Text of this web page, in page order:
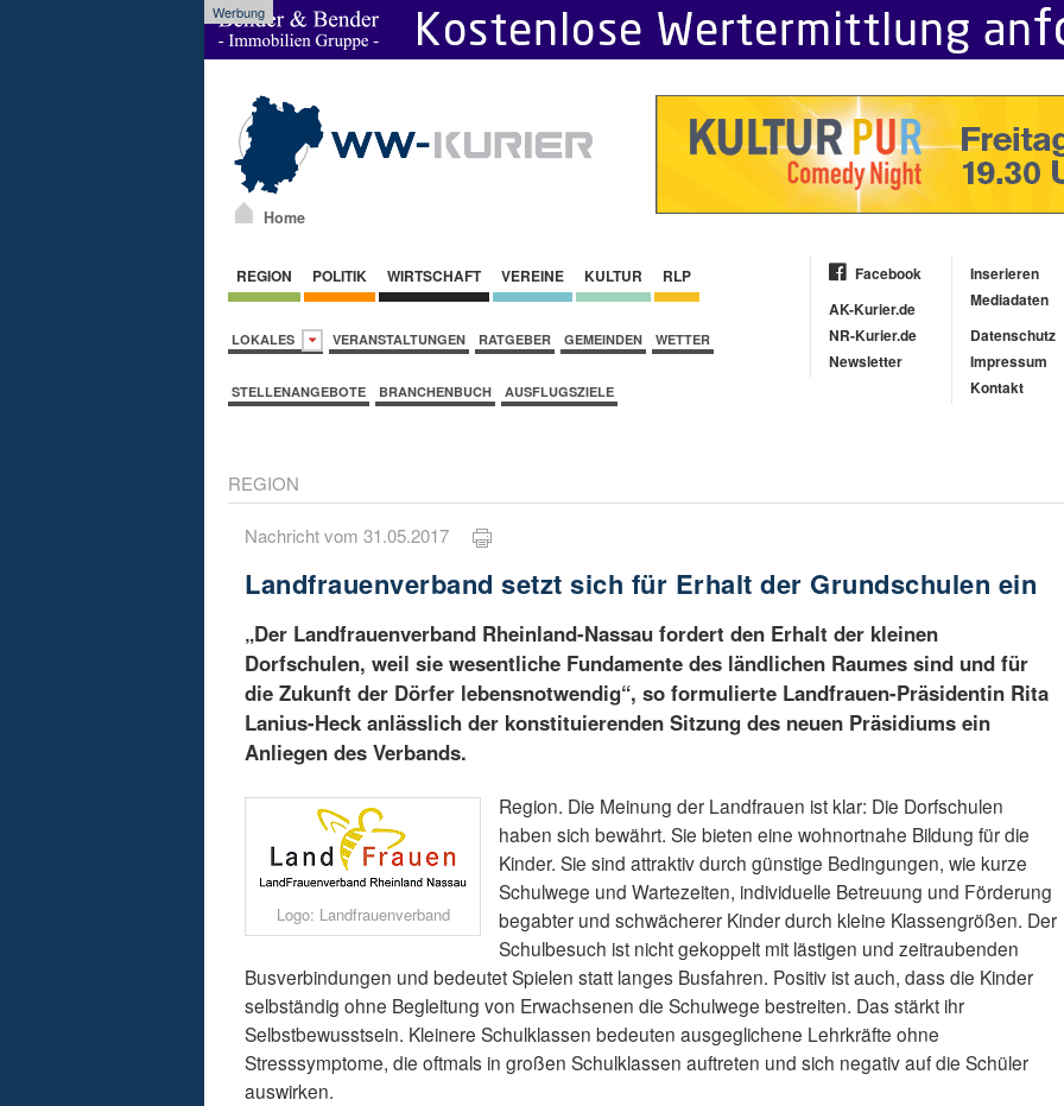
Werbung
Home
REGION POLITIK WIRTSCHAFT VEREINE KULTUR RLP
LOKALES VERANSTALTUNGEN RATGEBER GEMEINDEN WETTER
STELLENANGEBOTE BRANCHENBUCH AUSFLUGSZIELE
Facebook
AK-Kurier.de
NR-Kurier.de
Newsletter
Inserieren
Mediadaten
Datenschutz
Impressum
Kontakt
REGION
Nachricht vom 31.05.2017
Landfrauenverband setzt sich für Erhalt der Grundschulen ein
„Der Landfrauenverband Rheinland-Nassau fordert den Erhalt der kleinen
Dorfschulen, weil sie wesentliche Fundamente des ländlichen Raumes sind und für
die Zukunft der Dörfer lebensnotwendig“, so formulierte Landfrauen-Präsidentin Rita
Lanius-Heck anlässlich der konstituierenden Sitzung des neuen Präsidiums ein
Anliegen des Verbands.
Logo: Landfrauenverband
Region. Die Meinung der Landfrauen ist klar: Die Dorfschulen
haben sich bewährt. Sie bieten eine wohnortnahe Bildung für die
Kinder. Sie sind attraktiv durch günstige Bedingungen, wie kurze
Schulwege und Wartezeiten, individuelle Betreuung und Förderung
begabter und schwächerer Kinder durch kleine Klassengrößen. Der
Schulbesuch ist nicht gekoppelt mit lästigen und zeitraubenden
Busverbindungen und bedeutet Spielen statt langes Busfahren. Positiv ist auch, dass die Kinder
selbständig ohne Begleitung von Erwachsenen die Schulwege bestreiten. Das stärkt ihr
Selbstbewusstsein. Kleinere Schulklassen bedeuten ausgeglichene Lehrkräfte ohne
Stresssymptome, die oftmals in großen Schulklassen auftreten und sich negativ auf die Schüler
auswirken.